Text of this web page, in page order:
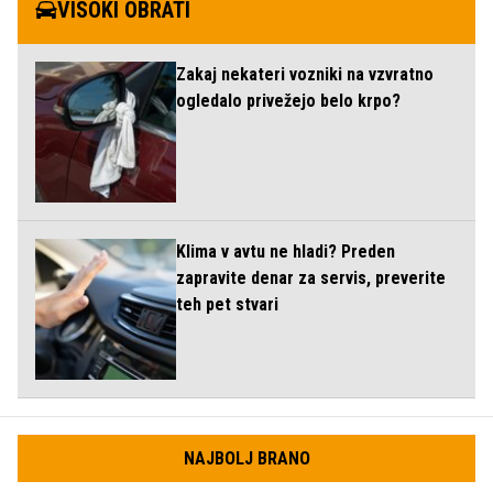
VISOKI OBRATI
Zakaj nekateri vozniki na vzvratno
ogledalo privežejo belo krpo?
Klima v avtu ne hladi? Preden
zapravite denar za servis, preverite
teh pet stvari
NAJBOLJ BRANO